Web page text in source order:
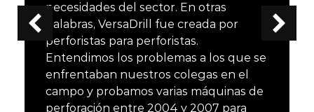
necesidades del sector. En otras
palabras, VersaDrill fue creada por
perforistas para perforistas.
Entendimos los problemas a los que se
enfrentaban nuestros colegas en el
campo y probamos varias máquinas de
perforación entre 2004 y 2007 para